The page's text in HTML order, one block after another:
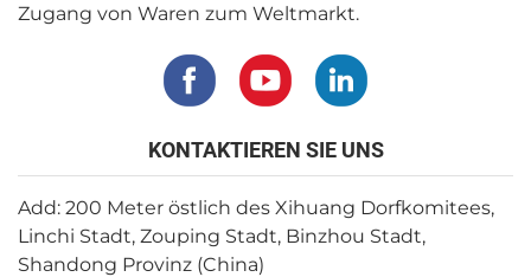
Zugang von Waren zum Weltmarkt.
KONTAKTIEREN SIE UNS
Add: 200 Meter östlich des Xihuang Dorfkomitees,
Linchi Stadt, Zouping Stadt, Binzhou Stadt,
Shandong Provinz (China)